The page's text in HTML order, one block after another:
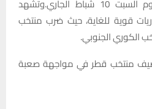
وتختتم البطولة الآسيوية يوم السبت 10 شباط الجاري.وتشهد
قوية للغاية، حيث ضرب منتخب
الكوري الجنوبي.
منتخب قطر في مواجهة صعبة